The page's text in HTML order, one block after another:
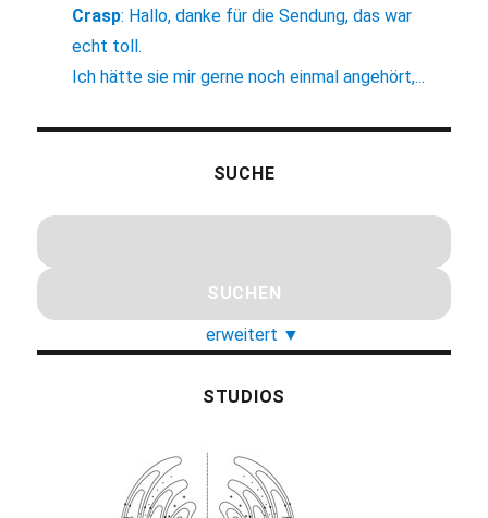
Crasp: Hallo, danke für die Sendung, das war
echt toll.
Ich hätte sie mir gerne noch einmal angehört,...
SUCHE
erweitert ▼
STUDIOS